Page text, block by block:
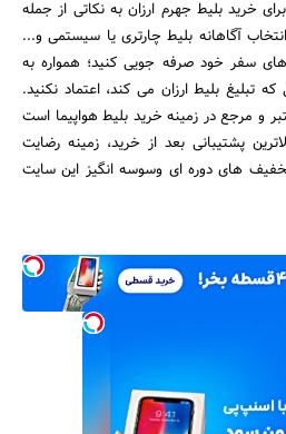
خرید بلیط جهرم ارزان به نکاتی از جمله
آگاهانه بلیط چارتری یا سیستمی و...
های سفر خود صرفه جویی کنید؛ همواره به
تبلیغ بلیط ارزان می کند، اعتماد نکنید.
و مرجع در زمینه خرید بلیط هواپیما است
پشتیبانی بعد از خرید، زمینه رضایت
های دوره ای وسوسه انگیز این سایت